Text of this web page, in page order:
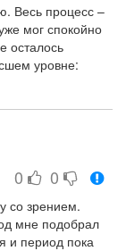
Весь процесс –
мог спокойно
осталось
уровне:
можно
0 0
со зрением.
мне подобрал
и период пока